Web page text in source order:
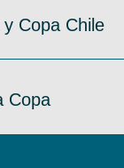
Copa Chile
Copa